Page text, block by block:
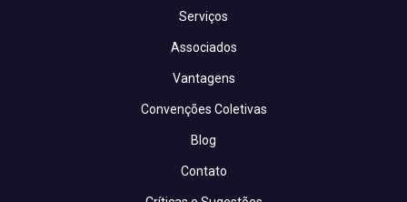
Serviços
Associados
Vantagens
Convenções Coletivas
Blog
Contato